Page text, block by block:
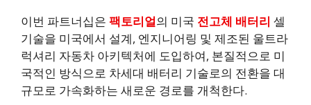
이번 파트너십은 팩토리얼의 미국 전고체 배터리 셀
기술을 미국에서 설계, 엔지니어링 및 제조된 울트라
럭셔리 자동차 아키텍처에 도입하여, 본질적으로 미
국적인 방식으로 차세대 배터리 기술로의 전환을 대
규모로 가속화하는 새로운 경로를 개척한다.